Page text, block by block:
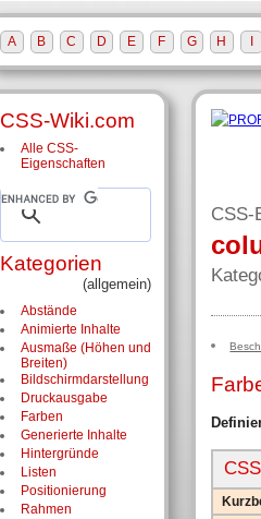
CSS-
CSS-Wiki.com
Alle CSS-
Eigenschaften
Kategorien
(allgemein)
Abstände
Animierte Inhalte
Ausmaße (Höhen und
Breiten)
Bildschirm­darstellung
Druckausgabe
Farben
Generierte Inhalte
Hintergründe
Listen
Positionierung
Rahmen
A B C D E F G H